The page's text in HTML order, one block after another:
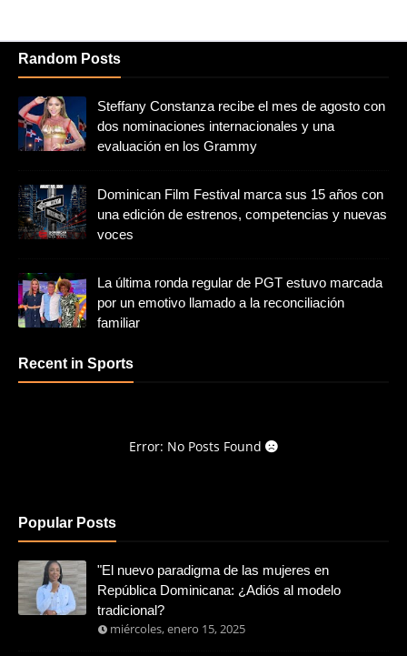
Random Posts
Steffany Constanza recibe el mes de agosto con
dos nominaciones internacionales y una
evaluación en los Grammy
Dominican Film Festival marca sus 15 años con
una edición de estrenos, competencias y nuevas
voces
La última ronda regular de PGT estuvo marcada
por un emotivo llamado a la reconciliación
familiar
Recent in Sports
Error: No Posts Found
Popular Posts
"El nuevo paradigma de las mujeres en
República Dominicana: ¿Adiós al modelo
tradicional?
miércoles, enero 15, 2025